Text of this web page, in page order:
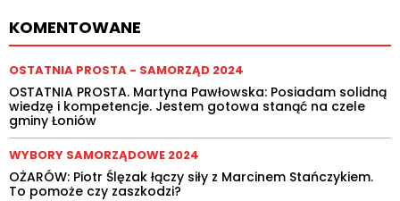
KOMENTOWANE
OSTATNIA PROSTA - SAMORZĄD 2024
OSTATNIA PROSTA. Martyna Pawłowska: Posiadam solidną
wiedzę i kompetencje. Jestem gotowa stanąć na czele
gminy Łoniów
WYBORY SAMORZĄDOWE 2024
OŻARÓW: Piotr Ślęzak łączy siły z Marcinem Stańczykiem.
To pomoże czy zaszkodzi?